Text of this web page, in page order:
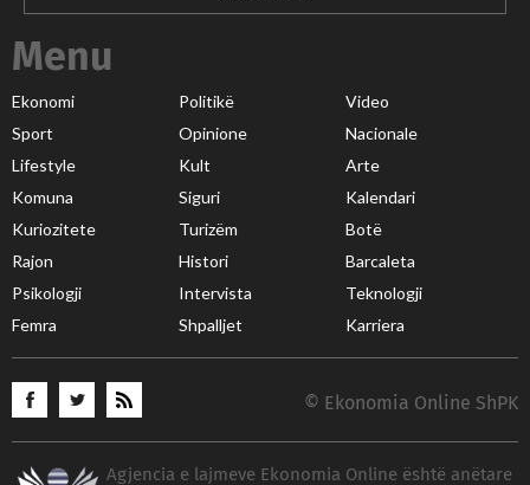
Menu
Ekonomi Politikë
Video
Sport
Opinione
Nacionale
Lifestyle
Kult
Arte
Komuna
Siguri
Kalendari
Kuriozitete
Turizëm
Botë
Rajon
Histori
Barcaleta
Psikologji
Intervista
Teknologji
Femra
Shpalljet Karriera
© Ekonomia Online ShPK
Agjencia e lajmeve Ekonomia Online është anëtare